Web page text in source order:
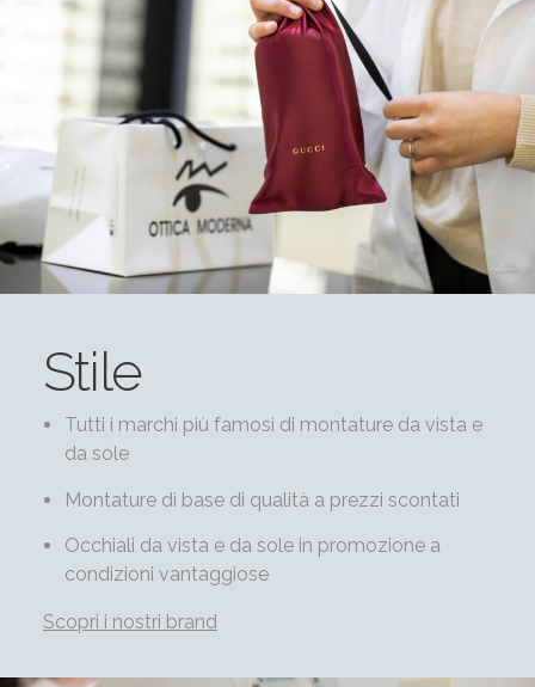
Stile
Tutti i marchi più famosi di montature da vista e
da sole
Montature di base di qualità a prezzi scontati
Occhiali da vista e da sole in promozione a
condizioni vantaggiose
Scopri i nostri brand